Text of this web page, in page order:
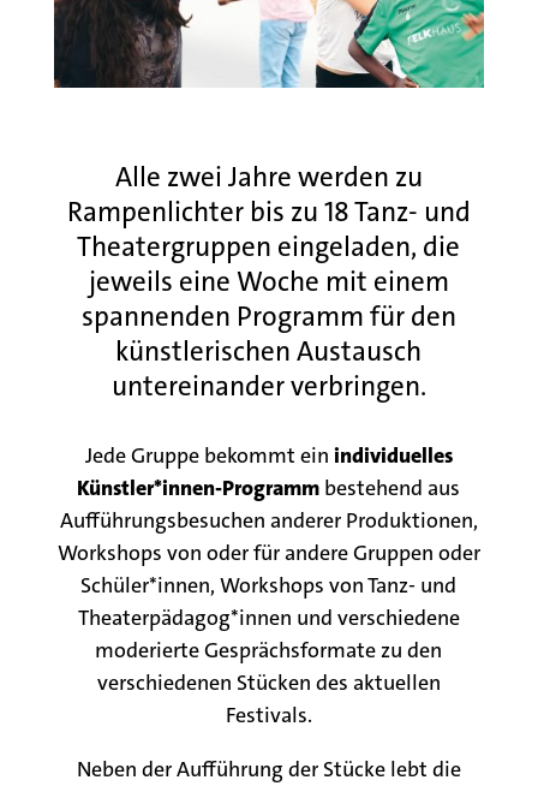
Alle zwei Jahre werden zu
Rampenlichter bis zu 18 Tanz- und
Theatergruppen eingeladen, die
jeweils eine Woche mit einem
spannenden Programm für den
künstlerischen Austausch
untereinander verbringen.
Jede Gruppe bekommt ein individuelles
Künstler*innen-Programm bestehend aus
Aufführungsbesuchen anderer Produktionen,
Workshops von oder für andere Gruppen oder
Schüler*innen, Workshops von Tanz- und
Theaterpädagog*innen und verschiedene
moderierte Gesprächsformate zu den
verschiedenen Stücken des aktuellen
Festivals.
Neben der Aufführung der Stücke lebt die